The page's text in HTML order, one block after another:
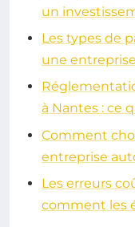
un
Les types de
une
à Nantes : ce
Comment
entreprise
Les erreurs
comment les